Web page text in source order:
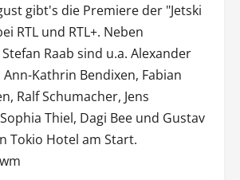
gibt's die Premiere der "Jetski
RTLund RTL+. Neben
Raab sind u.a. Alexander
Ann-Kathrin Bendixen, Fabian
, Ralf Schumacher, Jens
Sophia Thiel, Dagi Beeund Gustav
Tokio Hotel am Start.